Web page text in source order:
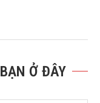
Ở ĐÂY